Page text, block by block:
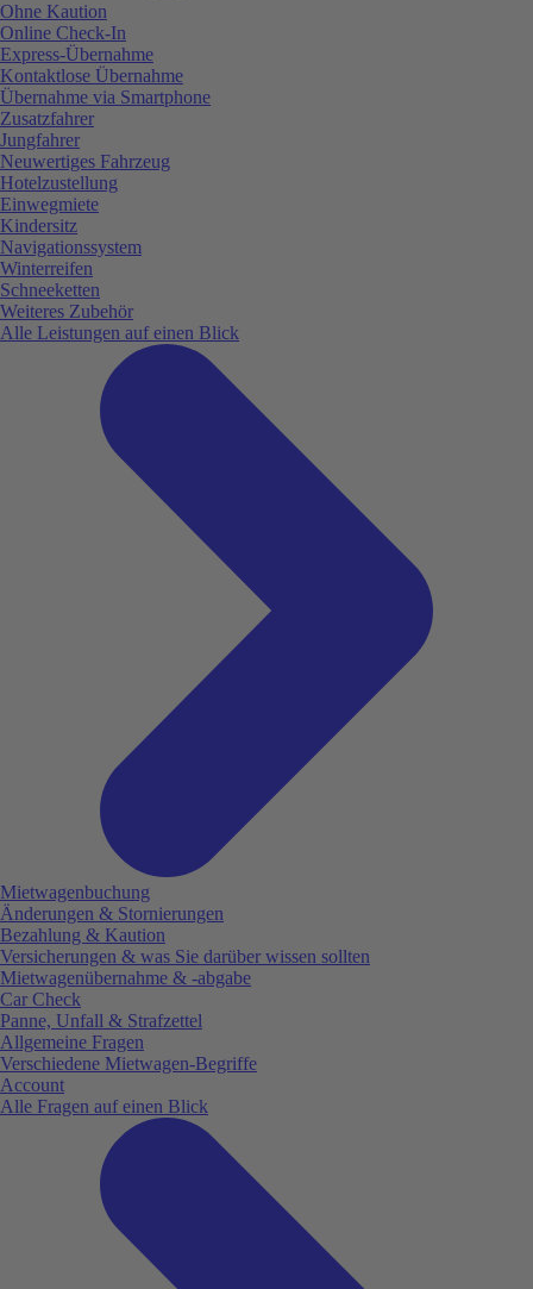
Ohne Kaution
Online Check-In
Express-Übernahme
Kontaktlose Übernahme
Übernahme via Smartphone
Zusatzfahrer
Jungfahrer
Neuwertiges Fahrzeug
Hotelzustellung
Einwegmiete
Kindersitz
Navigationssystem
Winterreifen
Schneeketten
Weiteres Zubehör
Alle Leistungen auf einen Blick
Mietwagenbuchung
Änderungen & Stornierungen
Bezahlung & Kaution
Versicherungen & was Sie darüber wissen sollten
Mietwagenübernahme & -abgabe
Car Check
Panne, Unfall & Strafzettel
Allgemeine Fragen
Verschiedene Mietwagen-Begriffe
Account
Alle Fragen auf einen Blick